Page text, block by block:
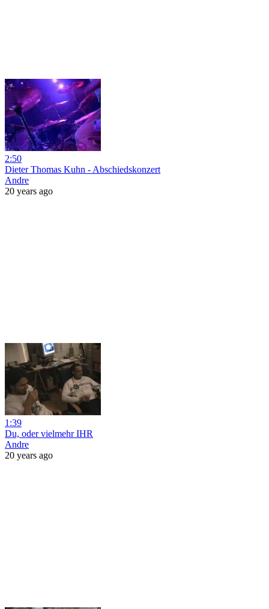
2:50
Dieter Thomas Kuhn - Abschiedskonzert
Andre
20 years ago
1:39
Du, oder vielmehr IHR
Andre
20 years ago